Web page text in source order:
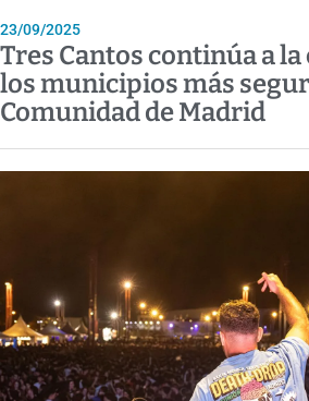
23/09/2025
Tres Cantos continúa a la
los municipios más
Comunidad de Madrid